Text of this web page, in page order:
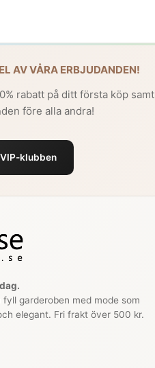
AV VÅRA ERBJUDANDEN!
rabatt på ditt första köp samt
före alla andra!
klubben
garderoben med mode som
elegant. Fri frakt över 500 kr.